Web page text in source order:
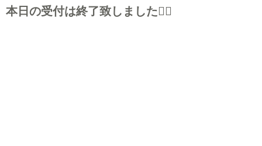
本日の受付は終了致しました🙇‍♀️